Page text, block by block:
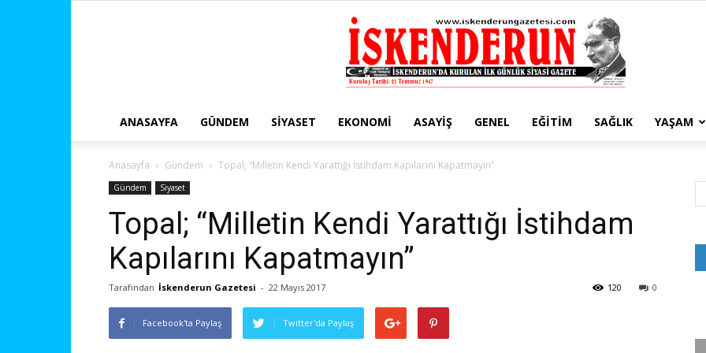
ANASAYFA GÜNDEM SIYASET EKONOMI ASAYIŞ GENEL EĞITIM SAĞLIK YAŞAM
Anasayfa Gündem Topal; “Milletin Kendi Yarattığı İstihdam Kapılarını Kapatmayın”
Gündem Siyaset
Topal; “Milletin Kendi Yarattığı İstihdam
Kapılarını Kapatmayın”
Tarafından İskenderun Gazetesi - 22 Mayıs 2017 0
120
Facebook'ta Paylaş Twitter'da Paylaş